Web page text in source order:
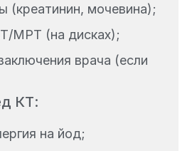
(креатинин, мочевина);
МРТ (на дисках);
врача (если
КТ:
на йод;